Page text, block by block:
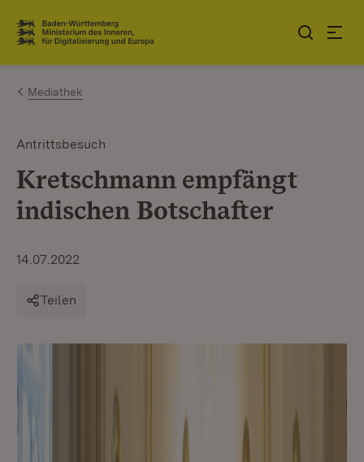
Zum Inhalt springen
Link zur Startseite
Mediathek
Antrittsbesuch
Kretschmann empfängt
indischen Botschafter
14.07.2022
Teilen